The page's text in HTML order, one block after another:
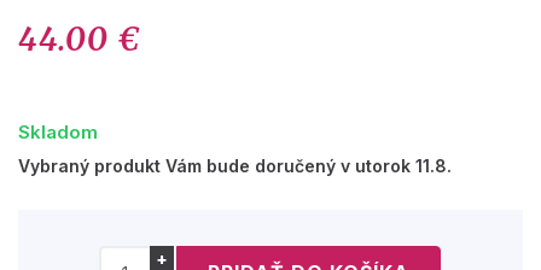
44.00 €
Skladom
Vybraný produkt Vám bude doručený v utorok 11.8.
+